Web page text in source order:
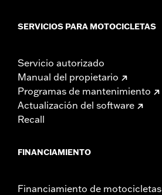
SERVICIOS PARA MOTOCICLETAS
Servicio autorizado
Manual del propietario
Programas de mantenimiento
Actualización del software
Recall
FINANCIAMIENTO
Financiamiento de motocicletas